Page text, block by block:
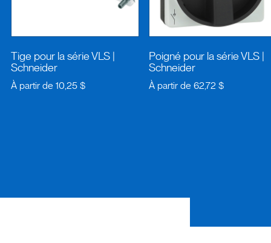
Tige pour la série VLS
Schneider
À partir de 10,25 $
Poigné pour la série VLS
Schneider
À partir de 62,72 $